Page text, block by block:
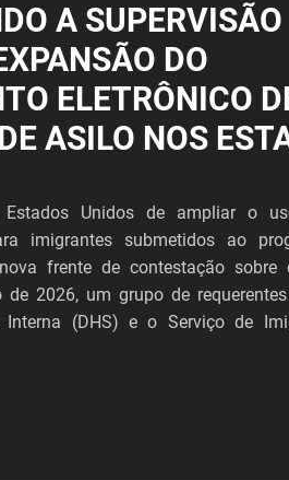
A
DO
ELETRÔNICO
ASILO NOS
Unidos de ampliar o
imigrantes submetidos ao
frente de contestação
2026, um grupo de
Interna (DHS) e o Serviço de